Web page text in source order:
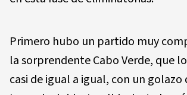
Primero hubo un partido muy
la sorprendente Cabo Verde, que
casi de igual a igual, con un golazo